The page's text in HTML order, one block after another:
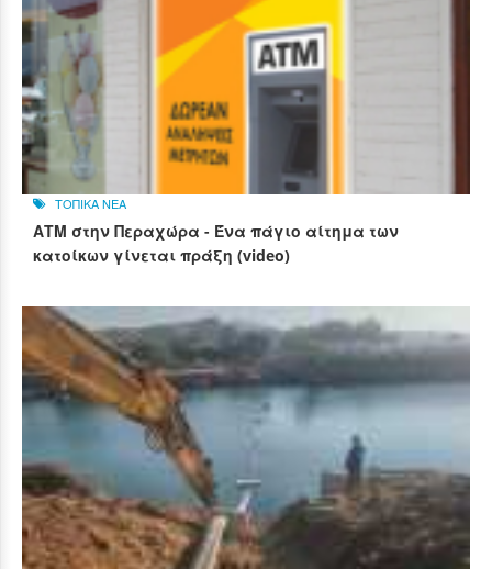
ΤΟΠΙΚΑ ΝΕΑ
ΑΤΜ στην Περαχώρα - Ένα πάγιο αίτημα των
κατοίκων γίνεται πράξη (video)